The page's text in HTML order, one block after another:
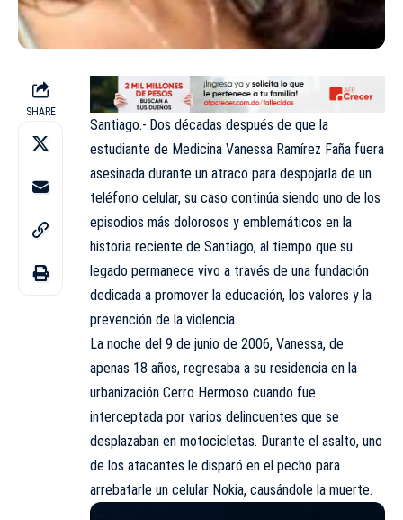
SHARE
Santiago.-.Dos décadas después de que la
estudiante de Medicina Vanessa Ramírez Faña fuera
asesinada durante un atraco para despojarla de un
teléfono celular, su caso continúa siendo uno de los
episodios más dolorosos y emblemáticos en la
historia reciente de Santiago, al tiempo que su
legado permanece vivo a través de una fundación
dedicada a promover la educación, los valores y la
prevención de la violencia.
La noche del 9 de junio de 2006, Vanessa, de
apenas 18 años, regresaba a su residencia en la
urbanización Cerro Hermoso cuando fue
interceptada por varios delincuentes que se
desplazaban en motocicletas. Durante el asalto, uno
de los atacantes le disparó en el pecho para
arrebatarle un celular Nokia, causándole la muerte.